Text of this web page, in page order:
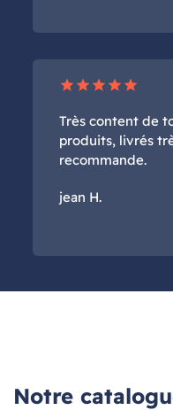
star star star star star
Très content de
produits, livrés
recommande.
jean H.
Notre